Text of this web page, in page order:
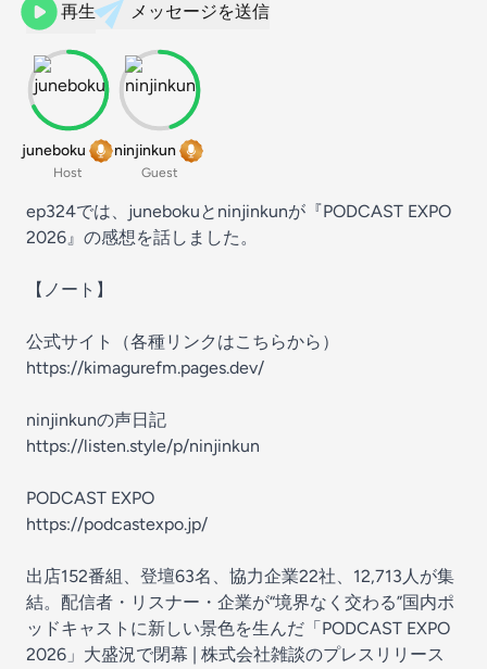
再生 メッセージを送信
juneboku
Host
ninjinkun
Guest
ep324では、junebokuとninjinkunが『PODCAST EXPO
2026』の感想を話しました。
【ノート】
公式サイト（各種リンクはこちらから）
⁠⁠https://kimagurefm.pages.dev/⁠⁠
ninjinkunの声日記
⁠https://listen.style/p/ninjinkun⁠
PODCAST EXPO
⁠https://podcastexpo.jp/⁠
出店152番組、登壇63名、協力企業22社、12,713人が集
結。配信者・リスナー・企業が“境界なく交わる”国内ポ
ッドキャストに新しい景色を生んだ「PODCAST EXPO
2026」大盛況で閉幕 | 株式会社雑談のプレスリリース